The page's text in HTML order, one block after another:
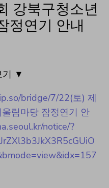
강북구청소년
정연기 안내
기 ▼
bridge/7/22(토) 제
림마당 잠정연기 안
notice/?